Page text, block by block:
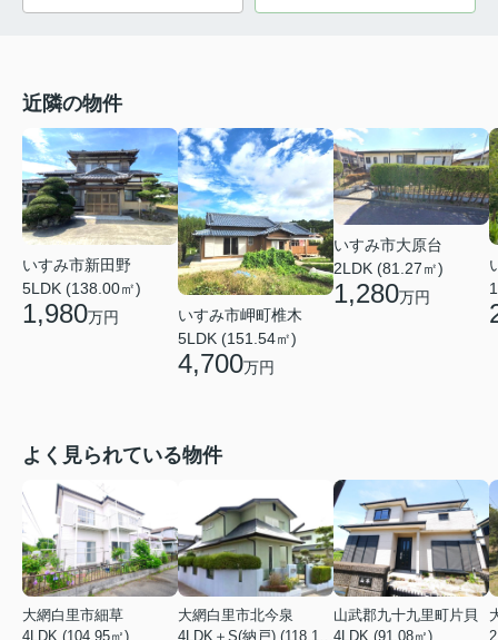
近隣の物件
いすみ市新田野
5LDK (138.00㎡)
1,980万円
いすみ市岬町椎木
5LDK (151.54㎡)
4,700万円
いすみ市大原台
2LDK (81.27㎡)
1,280万円
よく見られている物件
大網白里市細草
4LDK (104.95㎡)
大網白里市北今泉
4LDK＋S(納戸) (118.13㎡)
山武郡九十九里町片貝
4LDK (91.08㎡)